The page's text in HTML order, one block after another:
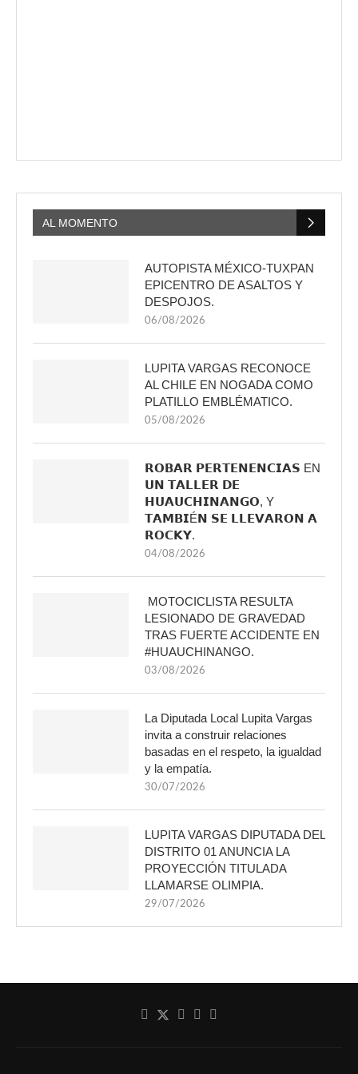
AL MOMENTO
AUTOPISTA MÉXICO-TUXPAN
EPICENTRO DE ASALTOS Y
DESPOJOS.
06/08/2026
LUPITA VARGAS RECONOCE
AL CHILE EN NOGADA COMO
PLATILLO EMBLÉMATICO.
05/08/2026
𝗥𝗢𝗕𝗔𝗥 𝗣𝗘𝗥𝗧𝗘𝗡𝗘𝗡𝗖𝗜𝗔𝗦 EN
𝗨𝗡 𝗧𝗔𝗟𝗟𝗘𝗥 𝗗𝗘
𝗛𝗨𝗔𝗨𝗖𝗛𝗜𝗡𝗔𝗡𝗚𝗢, Y
𝗧𝗔𝗠𝗕𝗜É𝗡 𝗦𝗘 𝗟𝗟𝗘𝗩𝗔𝗥𝗢𝗡 𝗔
𝗥𝗢𝗖𝗞𝗬.
04/08/2026
MOTOCICLISTA RESULTA
LESIONADO DE GRAVEDAD
TRAS FUERTE ACCIDENTE EN
#HUAUCHINANGO.
03/08/2026
La Diputada Local Lupita Vargas
invita a construir relaciones
basadas en el respeto, la igualdad
y la empatía.
30/07/2026
LUPITA VARGAS DIPUTADA DEL
DISTRITO 01 ANUNCIA LA
PROYECCIÓN TITULADA
LLAMARSE OLIMPIA.
29/07/2026